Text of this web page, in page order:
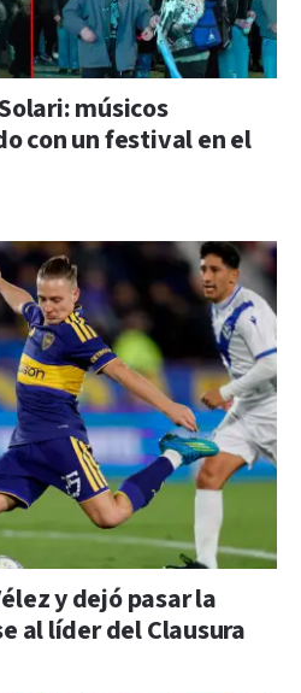
músicos
con un festival en el
y dejó pasar la
al líder del Clausura